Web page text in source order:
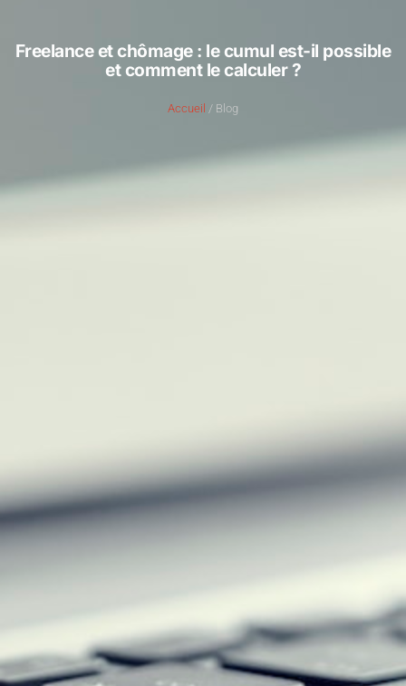
Freelance et chômage : le cumul est-il possible
et comment le calculer ?
Accueil / Blog